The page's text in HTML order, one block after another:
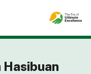
Hasibuan